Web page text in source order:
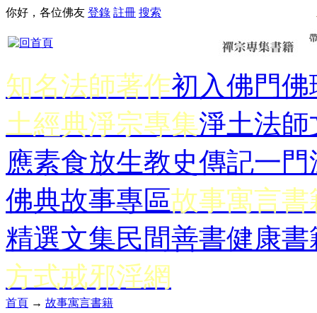
你好，各位佛友 登錄 註冊 搜索
知名法師著作初入佛門佛
土經典淨宗專集淨土法師
應素食放生教史傳記一門
佛典故事專區故事寓言書
精選文集民間善書健康書
方式戒邪淫網
首頁 → 故事寓言書籍